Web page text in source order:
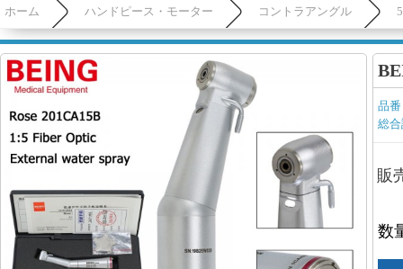
ホーム ハンドピース・モーター コントラアングル
品
総
販
数